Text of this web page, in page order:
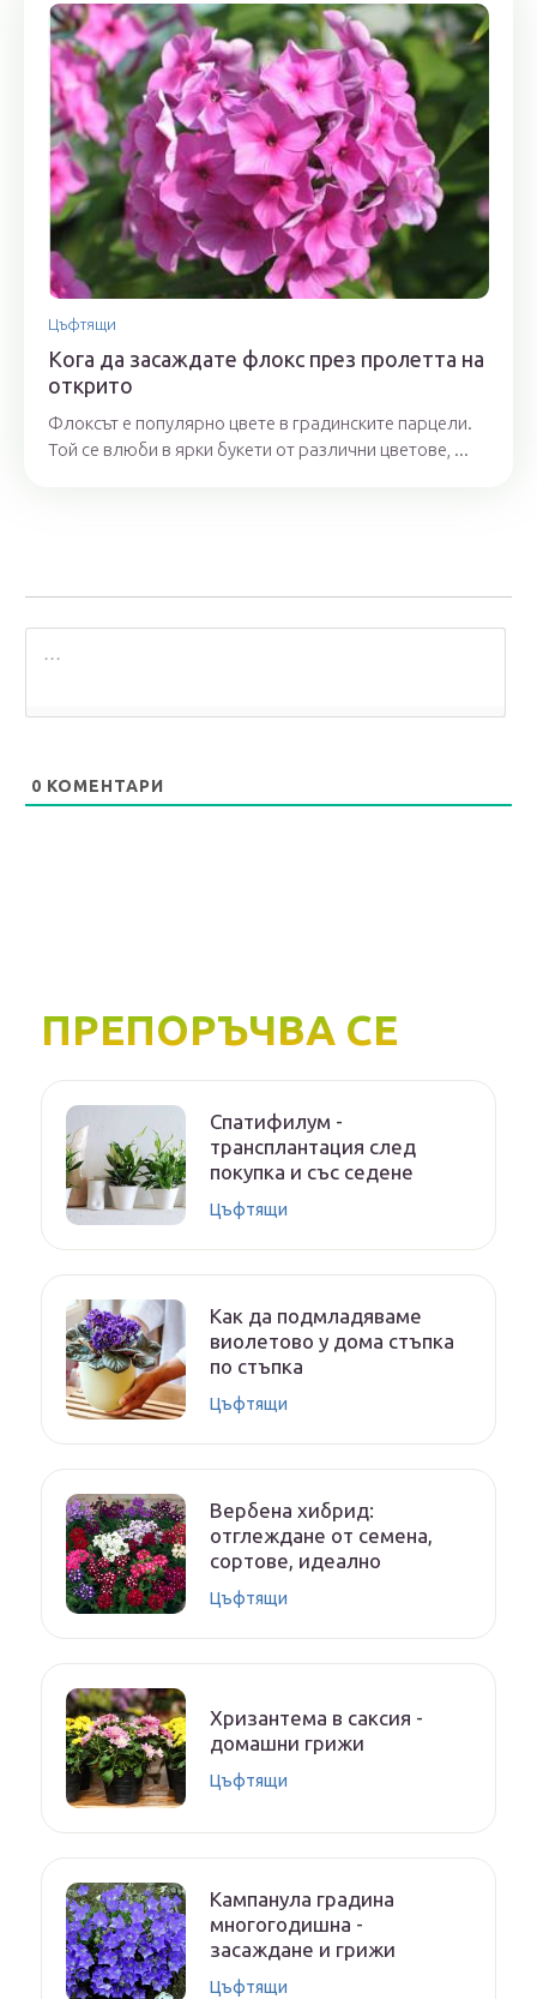
Цъфтящи
Кога да засаждате флокс през пролетта на
открито
Флоксът е популярно цвете в градинските парцели.
Той се влюби в ярки букети от различни цветове, ...
0 КОМЕНТАРИ
ПРЕПОРЪЧВА СЕ
Спатифилум -
трансплантация след
покупка и със седене
Цъфтящи
Как да подмладяваме
виолетово у дома стъпка
по стъпка
Цъфтящи
Вербена хибрид:
отглеждане от семена,
сортове, идеално
Цъфтящи
Хризантема в саксия -
домашни грижи
Цъфтящи
Кампанула градина
многогодишна -
засаждане и грижи
Цъфтящи